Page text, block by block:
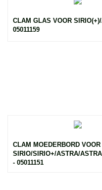
CLAM GLAS VOOR
05011159
CLAM MOEDERBORD VOOR
SIRIO/SIRIO+/ASTRA/
- 05011151